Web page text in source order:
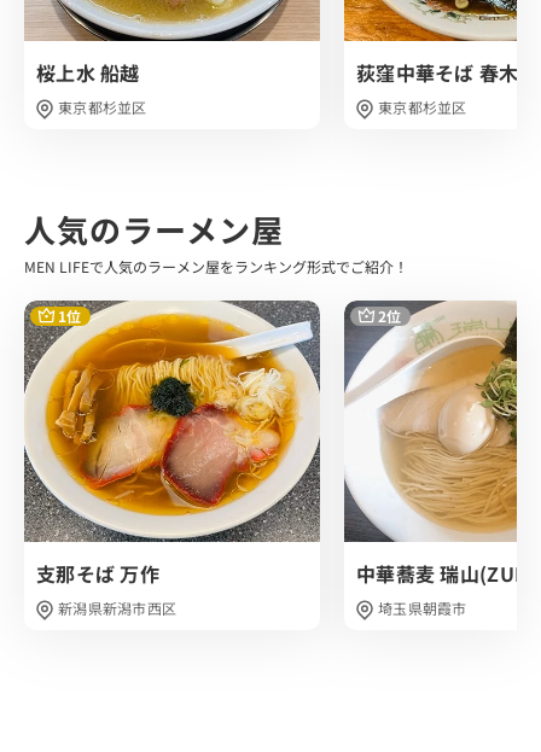
ら醤油のカエシがガツンと舌先を包み込む味わい。
優しいという言葉で片付けていけないのですが、ふんわり
と纏めあげてくれる抜群に美味しいスープでした。
鳥取県産大山鶏、山梨県産美桜鶏、茨城県産総州古白鶏を
ブレンドさせ時間をかけて炊きあげたものに、 鰹・鯖、昆
麺は全粒粉が練り込まれた中細ストレート麺です。
非常に小麦を感じ、歯切れのいいパツパツとした麺で、老
トッピングは、 チャーシュー、タケノコ、かいわれ、海
苔、ほうれん草、穂先メンマなどのラインナップでした。
タケノコの食感とチャーシューの意外なしっとり感が印象
的でずっと食べたくなるような味わいでした。
はるさん、強烈なインパクトを残す非常に美味しい一杯で
した。
他メニューに煮干し、つけ麺などもあるのですがどれをと
ぜひオススメしたいお店でした。
あっさりや身体に優しいラーメンを求めている方、是非行
桜上水 船越
東京都杉並区
荻窪中華そば 春木
東京都杉並区
人気のラーメン屋
MEN LIFEで人気のラーメン屋をランキング形式でご紹介！
1位
支那そば 万作
新潟県新潟市西区
2位
中華蕎麦 瑞山
埼玉県朝霞市